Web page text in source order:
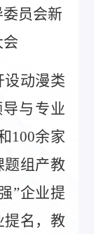
员会新
设动漫类
与专业
100余家
题组产教
”企业提
提名，教